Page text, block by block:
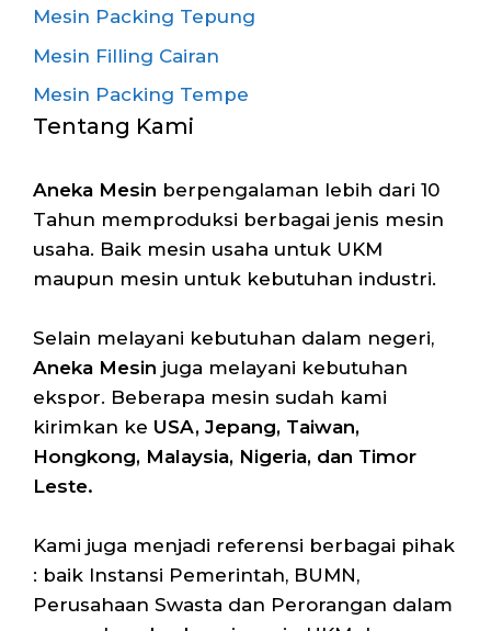
Mesin Packing Tepung
Mesin Filling Cairan
Mesin Packing Tempe
Tentang Kami
Aneka Mesin berpengalaman lebih dari 10
Tahun memproduksi berbagai jenis mesin
usaha. Baik mesin usaha untuk UKM
maupun mesin untuk kebutuhan industri.
Selain melayani kebutuhan dalam negeri,
Aneka Mesin juga melayani kebutuhan
ekspor. Beberapa mesin sudah kami
kirimkan ke USA, Jepang, Taiwan,
Hongkong, Malaysia, Nigeria, dan Timor
Leste.
Kami juga menjadi referensi berbagai pihak
: baik Instansi Pemerintah, BUMN,
Perusahaan Swasta dan Perorangan dalam